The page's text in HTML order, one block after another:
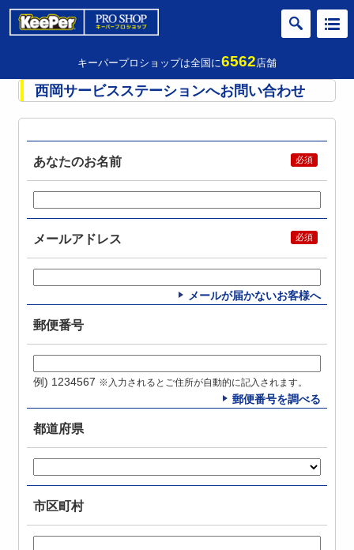
キーパープロショップは全国に6562店舗
西岡サービスステーションへお問い合わせ
あなたのお名前
メールアドレス
メールが届かないお客様へ
郵便番号
例) 1234567 ※入力されるとご住所が自動的に記入されます。
郵便番号を調べる
都道府県
市区町村